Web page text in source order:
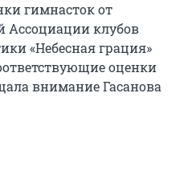
гимнасток от
клубов
«Небесная грация»
оценки
внимание Гасанова